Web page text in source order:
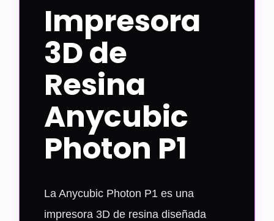
Impresora
3D de
Resina
Anycubic
Photon P1
La Anycubic Photon P1 es una
impresora 3D de resina diseñada